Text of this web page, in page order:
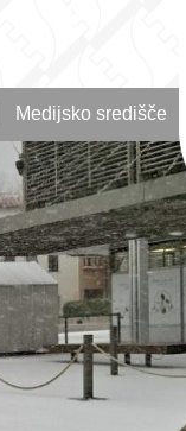
Medijsko središče